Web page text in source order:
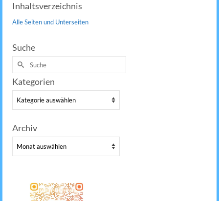
Inhaltsverzeichnis
Alle Seiten und Unterseiten
Suche
Suche
nach:
Kategorien
Kategorien
Archiv
Archiv